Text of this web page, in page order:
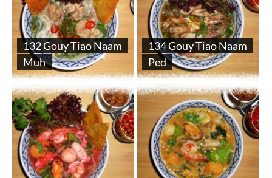
132 Gouy Tiao Naam
Muh
134 Gouy Tiao Naam
Ped